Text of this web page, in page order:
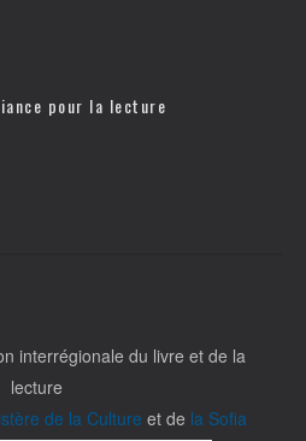
pour la lecture
interrégionale du livre et de la
lecture
de la Culture et de la Sofia